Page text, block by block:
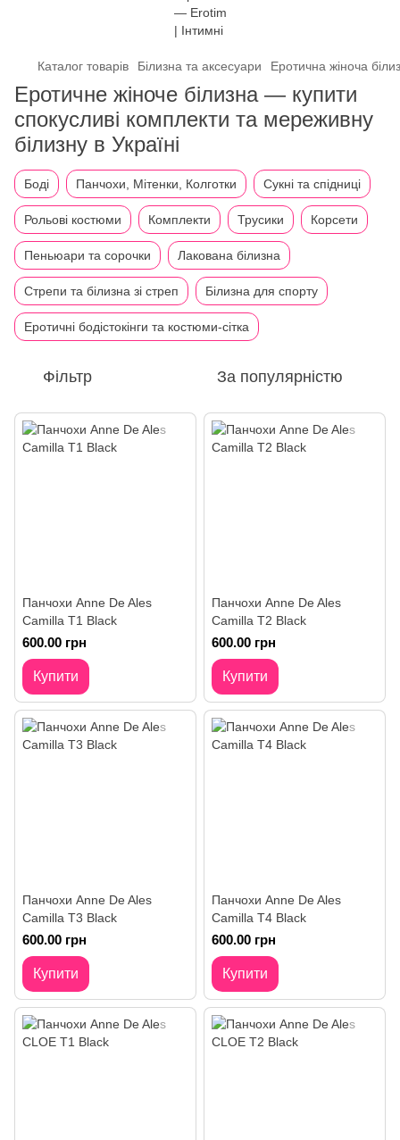
Каталог товарів Білизна та аксесуари Еротична жіноча
Еротичне жіноче білизна — купити
спокусливі комплекти та мереживну
білизну в Україні
Боді Панчохи, Мітенки, Колготки Сукні та спідниці
Рольові костюми Комплекти Трусики Корсети
Пеньюари та сорочки Лакована білизна
Стрепи та білизна зі стреп Білизна для спорту
Еротичні бодістокінги та костюми-сітка
Фільтр За популярністю
Панчохи Anne De Ales
Camilla T1 Black
600.00 грн
Купити
Панчохи Anne De Ales
Camilla T2 Black
600.00 грн
Купити
Панчохи Anne De Ales
Camilla T3 Black
600.00 грн
Купити
Панчохи Anne De Ales
Camilla T4 Black
600.00 грн
Купити